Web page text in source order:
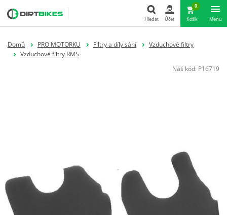
Hledat
Hledat Účet
0
Košík Menu
Domů PRO MOTORKU Filtry a díly sání
Vzduchové filtry
Vzduchové filtry RMS
Náš kód: P16719